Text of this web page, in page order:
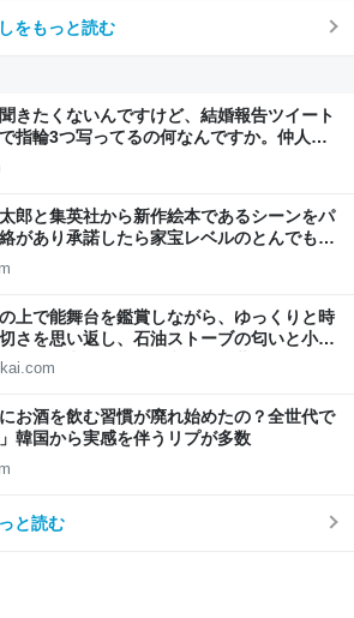
をもっと読む
きたくないんですけど、結婚報告ツイート
指輪3つ写ってるの何なんですか。仲人の
郎と集英社から新作絵本であるシーンをパ
があり承諾したら家宝レベルのとんでもな
上で能舞台を鑑賞しながら、ゆっくりと時
さを思い返し、石油ストーブの匂いと小学
を思い出したこと - 失われた世界を探して
お酒を飲む習慣が廃れ始めたの？全世代で
韓国から実感を伴うリプが多数
と読む